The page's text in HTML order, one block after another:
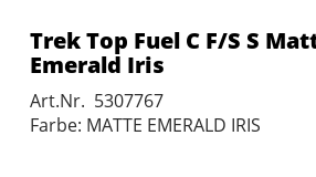
Trek Top Fuel C F/S S
Emerald Iris
Art.Nr. 5307767
Farbe: MATTE EMERALD IRIS